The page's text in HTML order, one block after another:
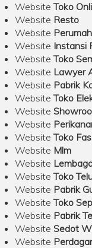
WebsiteToko
Website Resto
Website
Website Instansi
WebsiteToko
Website Lawyer
Website Pabrik
WebsiteToko
Website
Website
WebsiteToko
Website Mlm
Website
WebsiteToko
Website Pabrik
WebsiteToko
Website Pabrik
Website Sedot
Website